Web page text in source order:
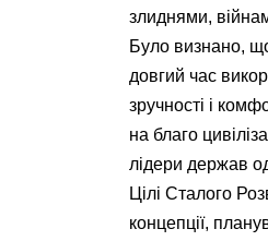
злиднями,
Було визнано, що
довгий час
зручності і
на благо
лідери держав
Цілі Сталого
концепції,